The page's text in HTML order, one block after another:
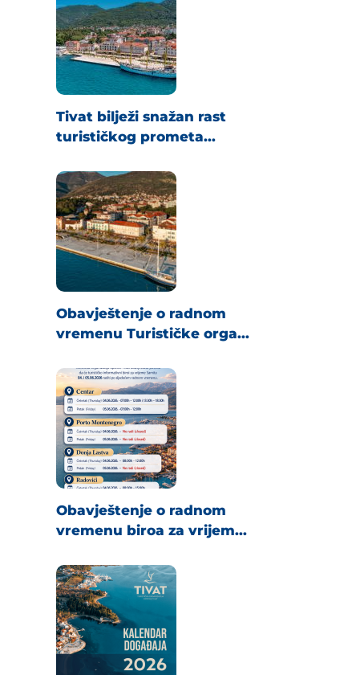
Tivat bilježi snažan rast
turističkog prometa...
Obavještenje o radnom
vremenu Turističke orga...
Obavještenje o radnom
vremenu biroa za vrijem...